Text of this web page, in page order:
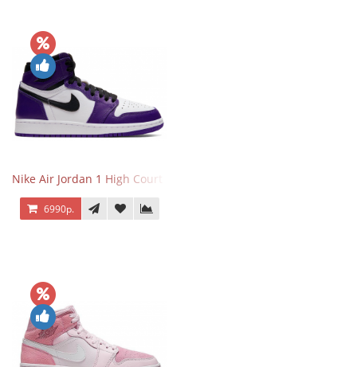
Nike Air Jordan 1 High Court Purple 2.0
6990р.